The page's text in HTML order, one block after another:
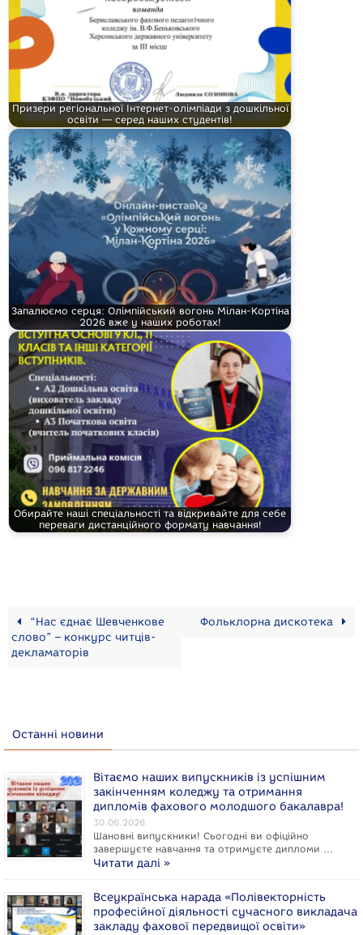
Призери регіональної Інтернет-олімпіади з дошкільної
освіти — серед наших студентів!
Запалюємо серця: Олімпійський вогонь Мілан-Кортіна
2026 вже у наших роботах!
Обирайте наші спеціальності та відкривайте для себе
переваги дистанційного формату навчання!
“Нас єднає Шевченкове
слово” – конкурс читців-
декламаторів
Фольклорна дискотека
Останні новини
Вітаємо наших випускників із успішним
закінченням коледжу та отримання
дипломів фахового молодшого бакалавра!
30.06.2026
Шановні випускники! Сьогодні ви офіційно
завершуєте навчання та отримуєте дипломи …
Читати далі »
Всеукраїнська нарада «Полівекторність
професійної діяльності сучасного викладача
закладу фахової передвищої освіти»